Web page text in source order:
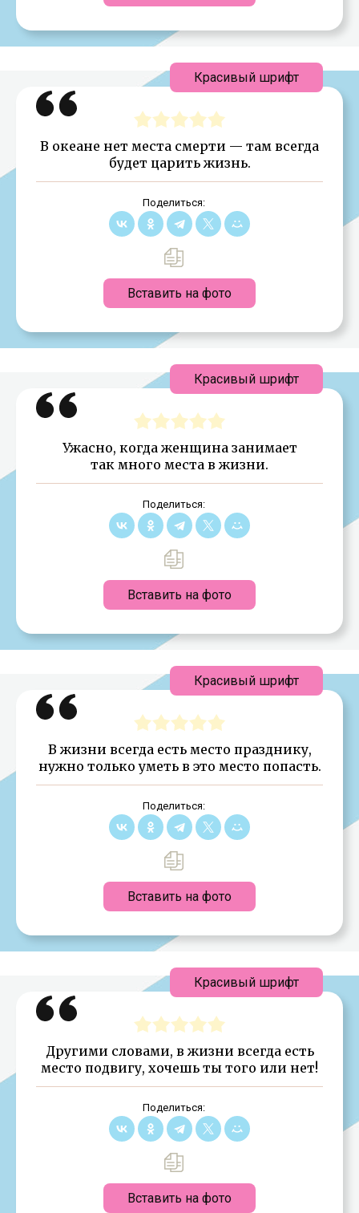
В океане нет места смерти — там всегда
будет царить жизнь.
Поделиться:
Вставить на фото
Красивый шрифт
Ужасно, когда женщина занимает
так много места в жизни.
Поделиться:
Вставить на фото
Красивый шрифт
В жизни всегда есть место празднику,
нужно только уметь в это место попасть.
Поделиться:
Вставить на фото
Красивый шрифт
Другими словами, в жизни всегда есть
место подвигу, хочешь ты того или нет!
Поделиться:
Вставить на фото
Красивый шрифт